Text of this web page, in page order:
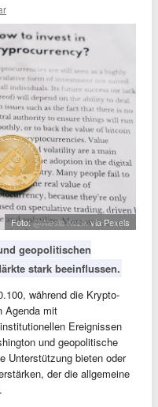
Foto:@Alesia Kozikvia Pexels
geopolitischen
stark beeinflussen.
während die Krypto-
Agenda mit
Ereignissen
und geopolitische
Unterstützung bieten oder
der die allgemeine